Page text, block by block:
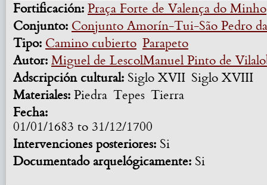
Fortificación: Praça Forte de Valença do Minho
Conjunto: Conjunto Amorín-Tui-São Pedro
Tipo: Camino cubierto Parapeto
Autor: Miguel de LescolManuel Pinto de
Adscripción cultural: Siglo XVII Siglo XVIII
Materiales: Piedra Tepes Tierra
Fecha:
01/01/1683 to 31/12/1700
Intervenciones posteriores: Si
Documentado arquelógicamente: Si